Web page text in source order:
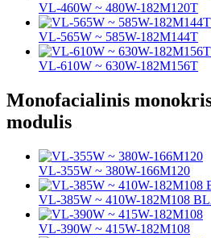
VL-460W ~ 480W-182M120T
VL-565W ~ 585W-182M144T
VL-610W ~ 630W-182M156T
Monofacialinis
modulis
VL-355W ~ 380W-166M120
VL-385W ~ 410W-182M108
VL-390W ~ 415W-182M108